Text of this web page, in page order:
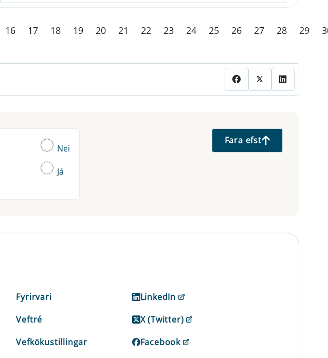
16 17 18 19 20 21 22 23 24 25 26 27 28 29
Nei
Já
Fara efst
Fyrirvari
Veftré
Vefkökustillingar
LinkedIn
X (Twitter)
Facebook